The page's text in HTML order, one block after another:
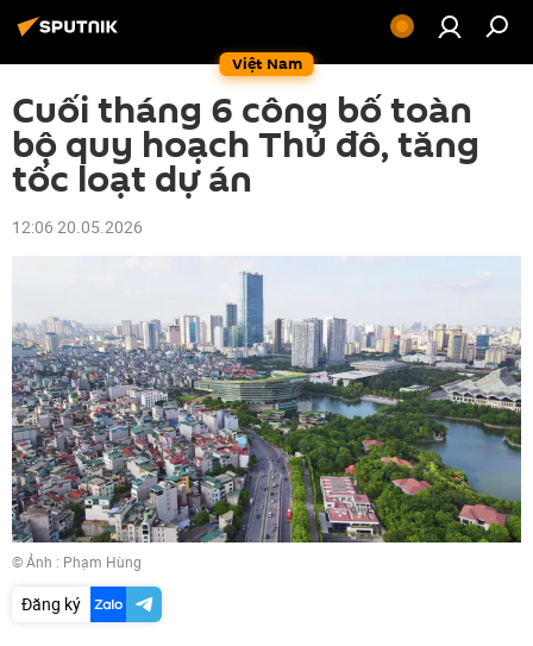
Việt Nam
Cuối tháng 6 công bố toàn
bộ quy hoạch Thủ đô, tăng
tốc loạt dự án
12:06 20.05.2026
© Ảnh : Phạm Hùng
Đăng ký